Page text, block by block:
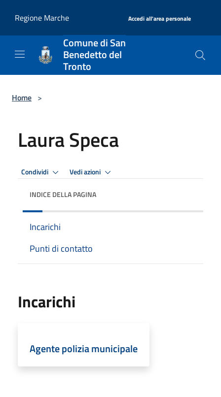
Regione Marche
Accedi all'area personale
Comune di San
Benedetto del
Tronto
Home >
Laura Speca
Condividi Vedi azioni
INDICE DELLA PAGINA
Incarichi
Punti di contatto
Incarichi
Agente polizia municipale